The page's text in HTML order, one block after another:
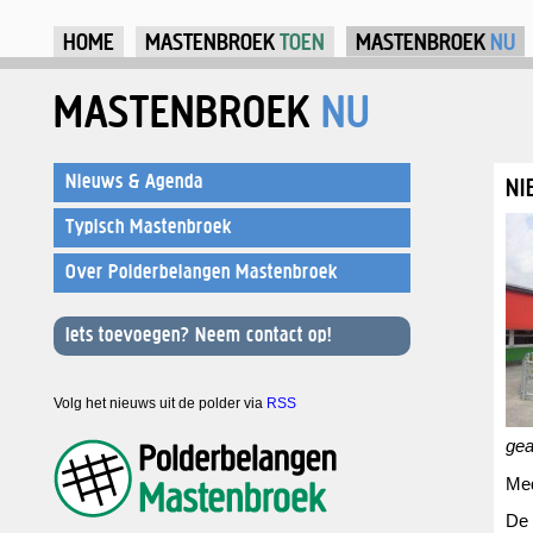
HOME MASTENBROEKTOEN MASTENBROEK NU
MASTENBROEK NU
De
Nieuws & Agenda
Typisch Mastenbroek
Over Polderbelangen Mastenbroek
Iets toevoegen? Neem contact op!
Volg het nieuws uit de polder via RSS